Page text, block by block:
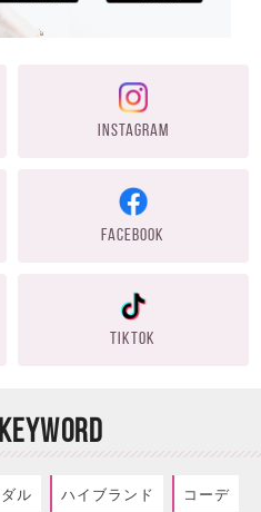
INSTAGRAM
FACEBOOK
TIKTOK
ル ハイブランド コーデ